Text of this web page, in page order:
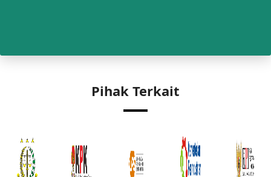
Pihak Terkait